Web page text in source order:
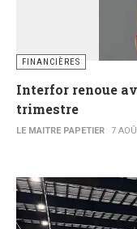
FINANCIÈRES
Interfor renoue
trimestre
LE MAITRE PAPETIER 7